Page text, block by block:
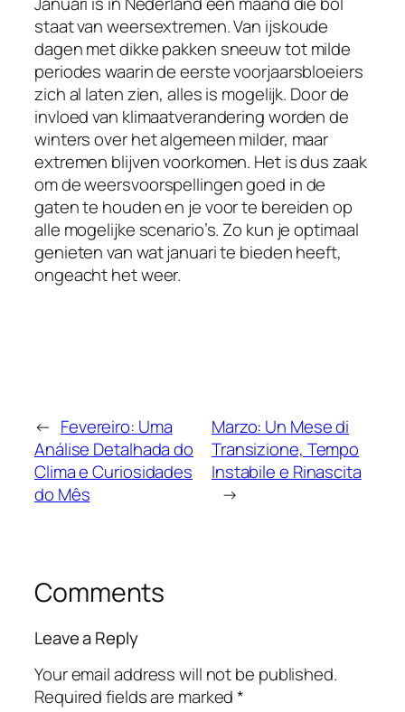
staat van weersextremen. Van ijskoude
dagen met dikke pakken sneeuw tot milde
periodes waarin de eerste voorjaarsbloeiers
zich al laten zien, alles is mogelijk. Door de
invloed van klimaatverandering worden de
winters over het algemeen milder, maar
extremen blijven voorkomen. Het is dus zaak
om de weersvoorspellingen goed in de
gaten te houden en je voor te bereiden op
alle mogelijke scenario’s. Zo kun je optimaal
genieten van wat januari te bieden heeft,
ongeacht het weer.
← Fevereiro: Uma
Análise Detalhada do
Clima e Curiosidades
do Mês
Marzo: Un Mese di
Transizione, Tempo
Instabile e Rinascita
→
Comments
Leave a Reply
Your email address will not be published.
Required fields are marked*